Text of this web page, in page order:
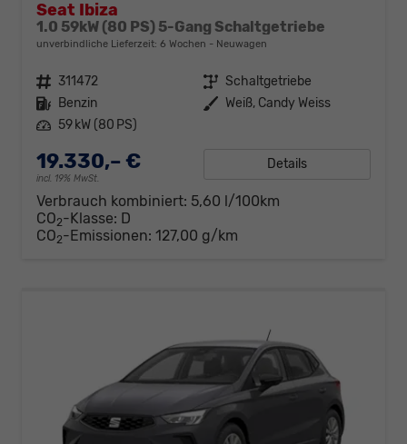
Seat Ibiza
1.0 59kW (80 PS) 5-Gang Schaltgetriebe
unverbindliche Lieferzeit: 6 Wochen Neuwagen
Fahrzeugnr. 311472 Getriebe Schaltgetriebe
Kraftstoff Benzin Außenfarbe Weiß, Candy Weiss
Leistung 59 kW (80 PS)
19.330,– €
incl. 19% MwSt.
Details
Verbrauch kombiniert: 5,60 l/100km
CO2-Klasse: D
CO2-Emissionen: 127,00 g/km